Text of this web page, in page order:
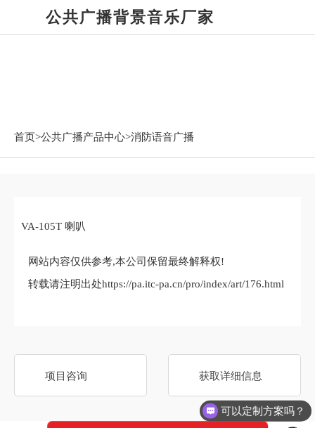
公共广播背景音乐厂家
首页>公共广播产品中心>消防语音广播
VA-105T 喇叭
网站内容仅供参考,本公司保留最终解释权!
转载请注明出处https://pa.itc-pa.cn/pro/index/art/176.html
项目咨询 获取详细信息
可以定制方案吗？